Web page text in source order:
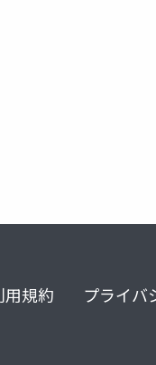
用規約 プライバ